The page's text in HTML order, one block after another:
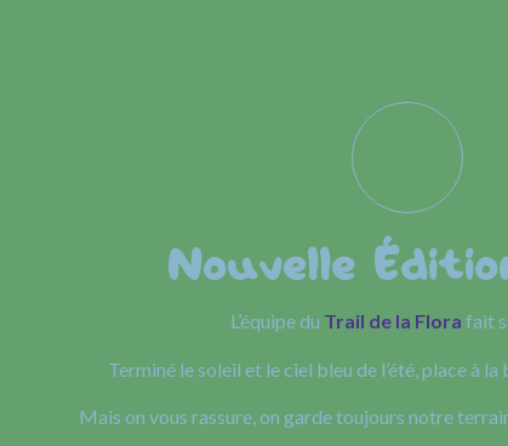
Nouvelle
L’équipe du Trail de la Flora fait
Terminé le soleil et le ciel bleu de l’été, place à la
Mais on vous rassure, on garde toujours notre